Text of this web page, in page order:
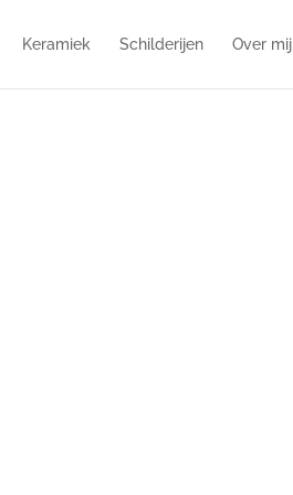
Keramiek Schilderijen Over mij